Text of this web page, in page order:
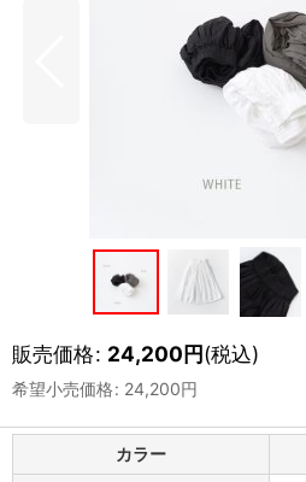
販売価格: 24,200円(税込)
希望小売価格: 24,200円
カラー